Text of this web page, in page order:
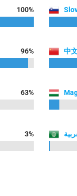
100%
96% 中
63%
3%